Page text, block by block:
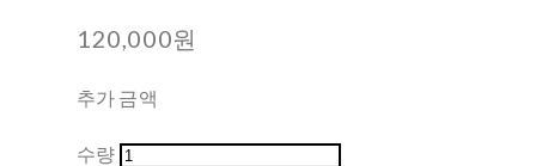
120,000원
추가 금액
수량